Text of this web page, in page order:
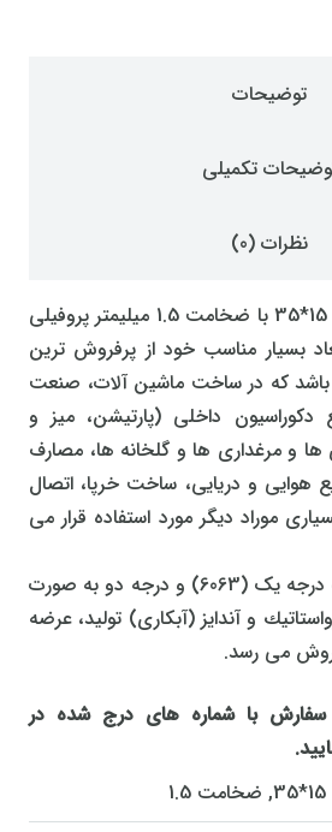
توضیحات
تکمیلی
نظرات (0)
پروفیل آلومينيوم نبشی 15*35 با ضخامت 1.5 میلیمتر پروفیلی
بسیار مناسب خود از پرفروش ترین
که در ساخت ماشین آلات، صنعت
دکوراسیون داخلی (پارتیشن، میز و
ها و مرغداری ها و گلخانه ها، مصارف
هوایی و دریایی، ساخت خرپا، اتصال
موراد دیگر مورد استفاده قرار می
این پروفیل با مواد اولیه درجه یک (6063) و درجه دو به صورت
و آندایز (آبکاری) تولید، عرضه
فروش می رسد.
با شماره های درج شده در
15*35, ضخامت 1.5